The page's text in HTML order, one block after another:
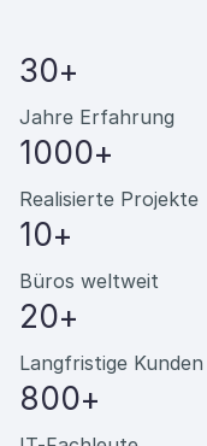
30+
Jahre Erfahrung
1000+
Realisierte Projekte
10+
Büros weltweit
20+
Langfristige Kunden
800+